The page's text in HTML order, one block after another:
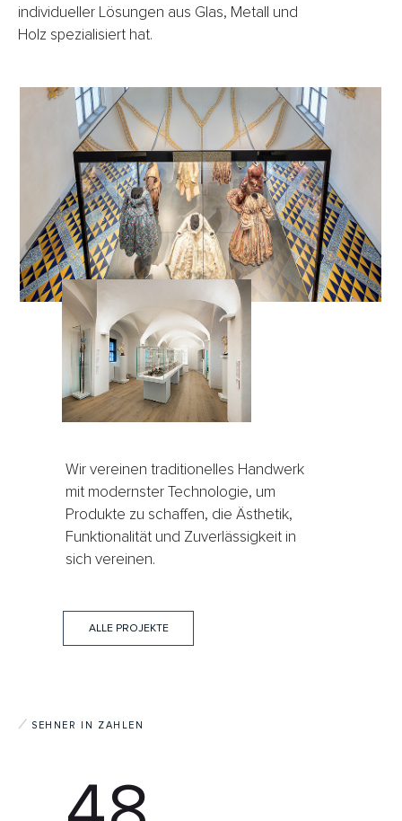
Wir vereinen traditionelles Handwerk
mit modernster Technologie, um
Produkte zu schaffen, die Ästhetik,
Funktionalität und Zuverlässigkeit in
sich vereinen.
individueller Lösungen aus Glas, Metall und
Holz spezialisiert hat.
ALLE PROJEKTE
SEHNER IN ZAHLEN